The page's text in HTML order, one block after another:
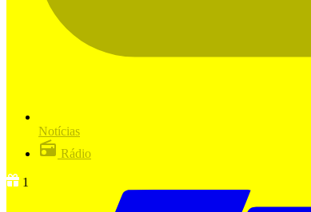
Notícias
Rádio
1